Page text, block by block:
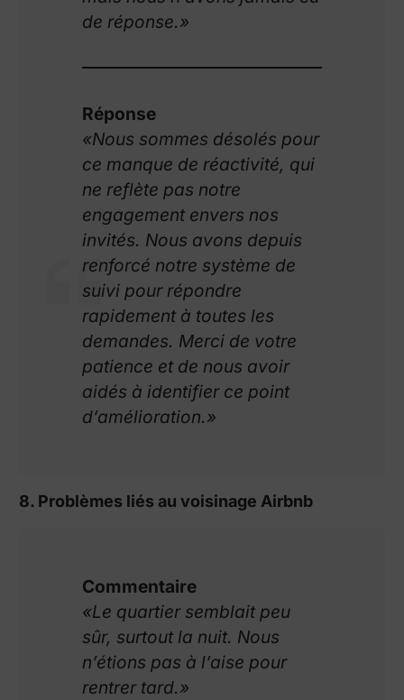
de réponse.»
Réponse
«Nous sommes désolés pour
ce manque de réactivité, qui
ne reflète pas notre
engagement envers nos
invités. Nous avons depuis
renforcé notre système de
suivi pour répondre
rapidement à toutes les
demandes. Merci de votre
patience et de nous avoir
aidés à identifier ce point
d’amélioration.»
8. Problèmes liés au voisinage Airbnb
Commentaire
«Le quartier semblait peu
sûr, surtout la nuit. Nous
n’étions pas à l’aise pour
rentrer tard.»